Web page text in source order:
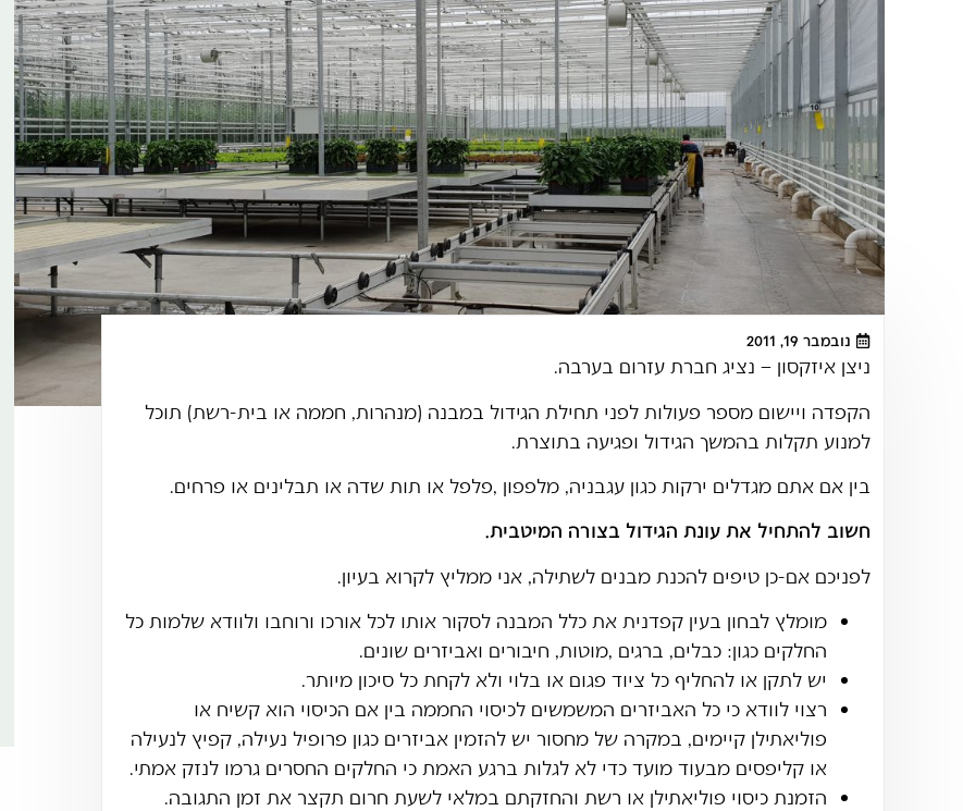
נובמבר 19, 2011
ניצן איזקסון – נציג חברת עזרום בערבה.
הקפדה ויישום מספר פעולות לפני תחילת הגידול במבנה (מנהרות, חממה או בית-רשת) תוכל
למנוע תקלות בהמשך הגידול ופגיעה בתוצרת.
בין אם אתם מגדלים ירקות כגון עגבניה, מלפפון ,פלפל או תות שדה או תבלינים או פרחים.
חשוב להתחיל את עונת הגידול בצורה המיטבית.
לפניכם אם-כן טיפים להכנת מבנים לשתילה, אני ממליץ לקרוא בעיון.
מומלץ לבחון בעין קפדנית את כלל המבנה לסקור אותו לכל אורכו ורוחבו ולוודא שלמות כל
החלקים כגון: כבלים, ברגים ,מוטות, חיבורים ואביזרים שונים.
יש לתקן או להחליף כל ציוד פגום או בלוי ולא לקחת כל סיכון מיותר.
רצוי לוודא כי כל האביזרים המשמשים לכיסוי החממה בין אם הכיסוי הוא קשיח או
פוליאתילן קיימים, במקרה של מחסור יש להזמין אביזרים כגון פרופיל נעילה, קפיץ לנעילה
או קליפסים מבעוד מועד כדי לא לגלות ברגע האמת כי החלקים החסרים גרמו לנזק אמתי.
הזמנת כיסוי פוליאתילן או רשת והחזקתם במלאי לשעת חרום תקצר את זמן התגובה.